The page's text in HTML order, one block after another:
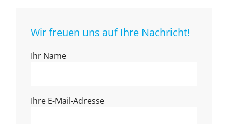
Wir freuen uns auf Ihre Nachricht!
Ihr Name
Ihre E-Mail-Adresse